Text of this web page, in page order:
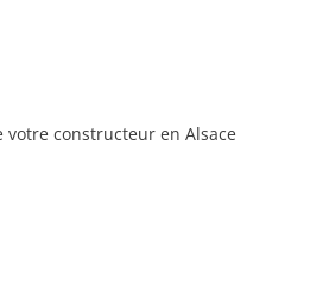
votre constructeur en Alsace